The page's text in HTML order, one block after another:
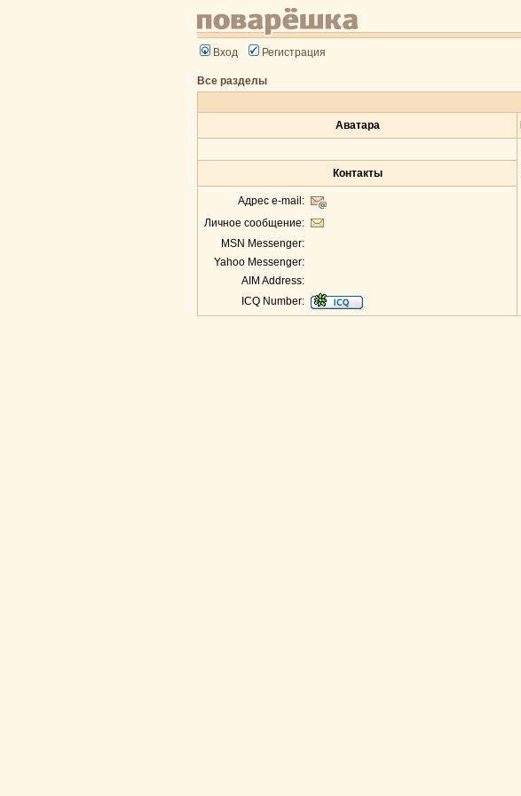
Вход Регистрация
Все разделы
Аватара
Контакты
Адрес e-mail:
Личное сообщение:
MSN Messenger:
Yahoo Messenger:
AIM Address:
ICQ Number: